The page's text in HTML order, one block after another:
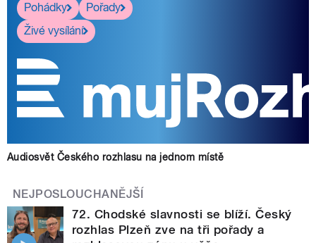
Pohádky
Pořady
Živé vysílání
Audiosvět Českého rozhlasu na jednom místě
NEJPOSLOUCHANĚJŠÍ
72. Chodské slavnosti se blíží. Český
rozhlas Plzeň zve na tři pořady a